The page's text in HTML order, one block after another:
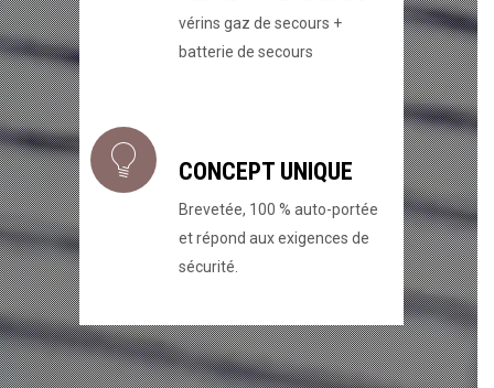
vérins gaz de secours +
batterie de secours
CONCEPT UNIQUE
Brevetée, 100 % auto-portée
et répond aux exigences de
sécurité.